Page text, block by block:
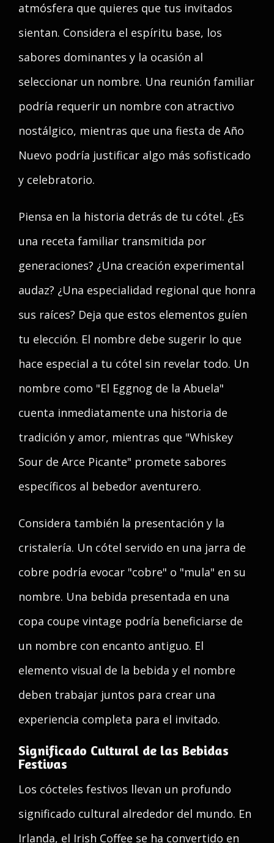
atmósfera que quieres que tus invitados
sientan. Considera el espíritu base, los
sabores dominantes y la ocasión al
seleccionar un nombre. Una reunión familiar
podría requerir un nombre con atractivo
nostálgico, mientras que una fiesta de Año
Nuevo podría justificar algo más sofisticado
y celebratorio.
Piensa en la historia detrás de tu cótel. ¿Es
una receta familiar transmitida por
generaciones? ¿Una creación experimental
audaz? ¿Una especialidad regional que honra
sus raíces? Deja que estos elementos guíen
tu elección. El nombre debe sugerir lo que
hace especial a tu cótel sin revelar todo. Un
nombre como "El Eggnog de la Abuela"
cuenta inmediatamente una historia de
tradición y amor, mientras que "Whiskey
Sour de Arce Picante" promete sabores
específicos al bebedor aventurero.
Considera también la presentación y la
cristalería. Un cótel servido en una jarra de
cobre podría evocar "cobre" o "mula" en su
nombre. Una bebida presentada en una
copa coupe vintage podría beneficiarse de
un nombre con encanto antiguo. El
elemento visual de la bebida y el nombre
deben trabajar juntos para crear una
experiencia completa para el invitado.
Significado Cultural de las Bebidas
Festivas
Los cócteles festivos llevan un profundo
significado cultural alrededor del mundo. En
Irlanda, el Irish Coffee se ha convertido en